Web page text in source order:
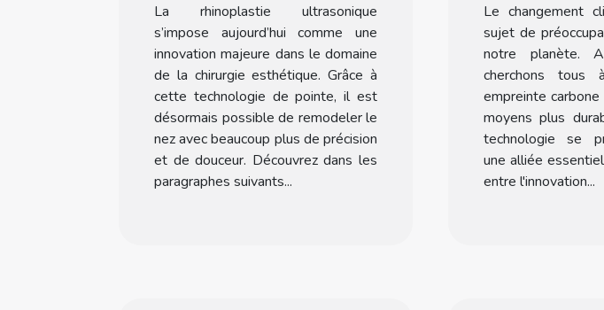
méthode douce ?
La rhinoplastie ultrasonique
s’impose aujourd’hui comme une
innovation majeure dans le domaine
de la chirurgie esthétique. Grâce à
cette technologie de pointe, il est
désormais possible de remodeler le
nez avec beaucoup plus de précision
et de douceur. Découvrez dans les
paragraphes suivants...
Le changement
sujet de
notre planète.
cherchons tous
empreinte
moyens plus
technologie se
une alliée
entre l'innovation...